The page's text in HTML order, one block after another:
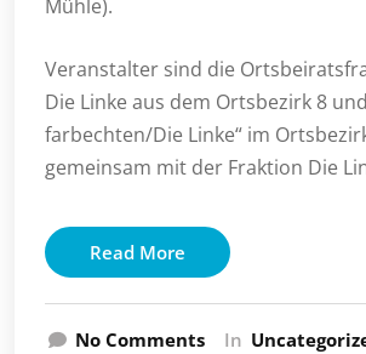
Mühle).
Veranstalter sind die
Die Linke aus dem Ortsbezirk 8
farbechten/Die Linke“ im
gemeinsam mit der Fraktion Die
Read More
No Comments In